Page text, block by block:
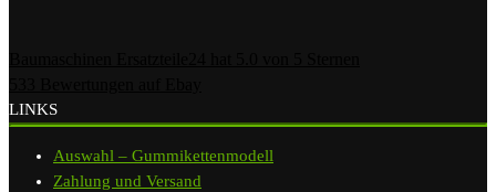
LINKS
Auswahl – Gummikettenmodell
Zahlung und Versand